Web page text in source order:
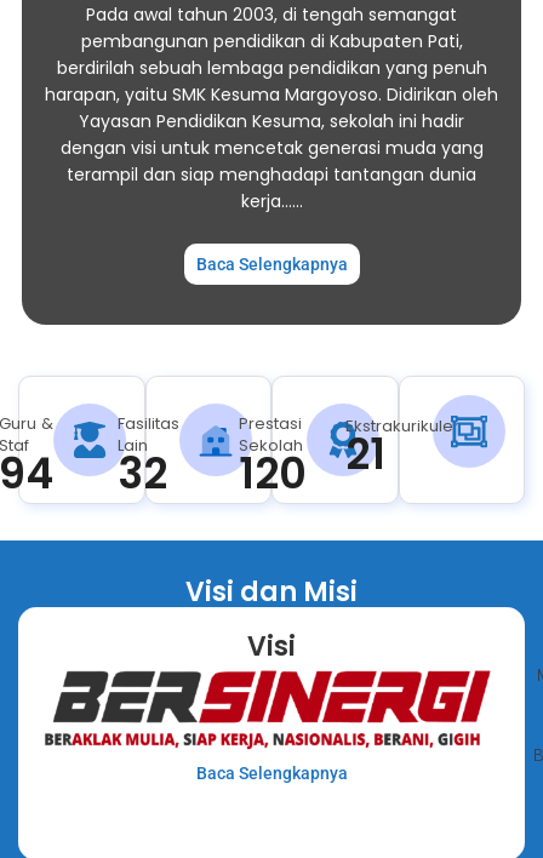
Pada awal tahun 2003, di tengah semangat
pembangunan pendidikan di Kabupaten Pati,
berdirilah sebuah lembaga pendidikan yang penuh
harapan, yaitu SMK Kesuma Margoyoso. Didirikan oleh
Yayasan Pendidikan Kesuma, sekolah ini hadir
dengan visi untuk mencetak generasi muda yang
terampil dan siap menghadapi tantangan dunia
kerja……
Baca Selengkapnya
&
Fasilitas
Lain
32
Prestasi
Sekolah
120
Ekstrakurikuler
21
Visi dan Misi
Visi
Baca Selengkapnya